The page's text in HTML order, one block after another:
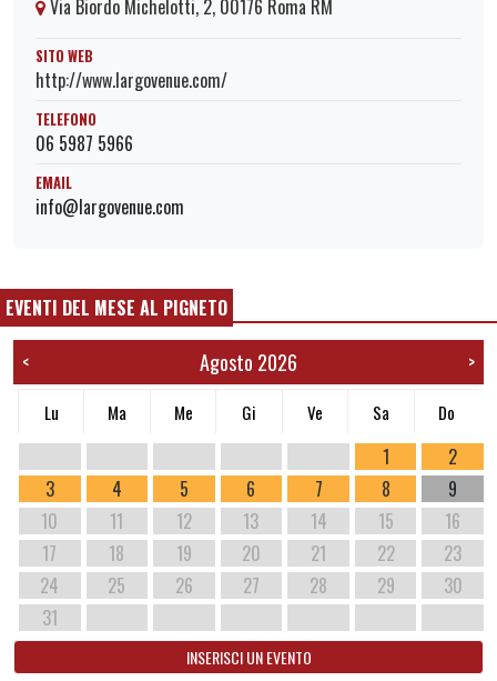
Via Biordo Michelotti, 2, 00176 Roma RM
SITO WEB
http://www.largovenue.com/
TELEFONO
06 5987 5966
EMAIL
info@largovenue.com
EVENTI DEL MESE AL PIGNETO
< Agosto 2026 >
Lu Ma Me Gi Ve Sa Do
1
2
3
4 5 6 7 8
9
10
11 12 13 14 15
16
17
18 19 20 21 22
23
24
25 26 27 28 29
30
31
INSERISCI UN EVENTO